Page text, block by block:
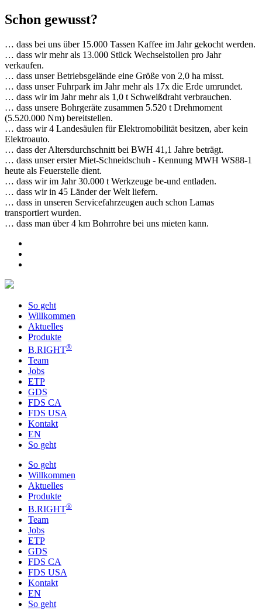
Schon gewusst?
… dass bei uns über 15.000 Tassen Kaffee im Jahr gekocht werden.
… dass wir mehr als 13.000 Stück Wechselstollen pro Jahr
verkaufen.
… dass unser Betriebsgelände eine Größe von 2,0 ha misst.
… dass unser Fuhrpark im Jahr mehr als 17x die Erde umrundet.
… dass wir im Jahr mehr als 1,0 t Schweißdraht verbrauchen.
… dass unsere Bohrgeräte zusammen 5.520 t Drehmoment
(5.520.000 Nm) bereitstellen.
… dass wir 4 Landesäulen für Elektromobilität besitzen, aber kein
Elektroauto.
… dass der Altersdurchschnitt bei BWH 41,1 Jahre beträgt.
… dass unser erster Miet-Schneidschuh - Kennung MWH WS88-1
heute als Feuerstelle dient.
… dass wir im Jahr 30.000 t Werkzeuge be-und entladen.
… dass wir in 45 Länder der Welt liefern.
… dass in unseren Servicefahrzeugen auch schon Lamas
transportiert wurden.
… dass man über 4 km Bohrrohre bei uns mieten kann.
So geht
Willkommen
Aktuelles
Produkte
B.RIGHT®
Team
Jobs
ETP
GDS
FDS CA
FDS USA
Kontakt
EN
So geht
So geht
Willkommen
Aktuelles
Produkte
B.RIGHT®
Team
Jobs
ETP
GDS
FDS CA
FDS USA
Kontakt
EN
So geht